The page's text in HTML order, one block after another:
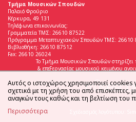
Τμήμα Μουσικών Σπουδών
Παλαιό Φρούριο
Κέρκυρα, 49 131
Τηλέφωνα επικοινωνίας:
Γραμματεία ΤΜΣ: 26610 87522
Πρόγραμμα Μεταπτυχιακών Σπουδών ΤΜΣ: 26610
Βιβλιοθήκη: 26610 87512
Fax: 26610 26024
Το Τμήμα Μουσικών Σπουδών στηρίζει
& επεξεργασίας μουσικού κειμένου
Αυτός ο ιστοχώρος χρησιμοποιεί cookies
σχετικά με τη χρήση του από επισκέπτες,
αναγκών τους καθώς και τη βελτίωση του
Περισσότερα